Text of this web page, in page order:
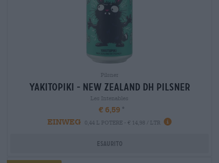
Pilsner
yakitopiki - new zealand dh pilsner
Les Intenables
€ 6,59
EINWEG
0,44 L POTERE - € 14,98 / LTR
Esaurito